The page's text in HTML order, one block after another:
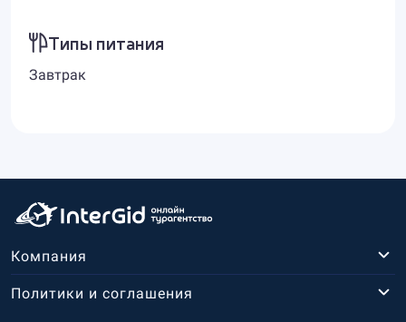
Типы питания
Завтрак
Компания
Политики и соглашения